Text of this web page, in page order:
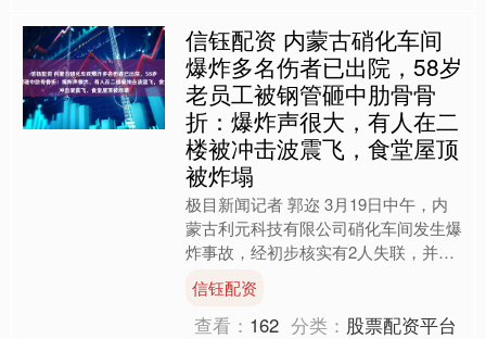
信钰配资 内蒙古硝化车间
爆炸多名伤者已出院，58岁
老员工被钢管砸中肋骨骨
折：爆炸声很大，有人在二
楼被冲击波震飞，食堂屋顶
被炸塌
极目新闻记者 郭迩 3月19日中午，内
蒙古利元科技有限公司硝化车间发生爆
炸事故，经初步核实有2人失联，并有
多人受伤被送至邻近的中卫市人民医
院。 中卫市人民医院急....
信钰配资
查看： 162 分类： 股票配资平台